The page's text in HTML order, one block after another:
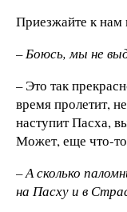
Приезжайте к нам
– Боюсь, мы не
– Это так
время пролетит,
наступит Пасха,
Может, еще что-то
– А сколько
на Пасху и в